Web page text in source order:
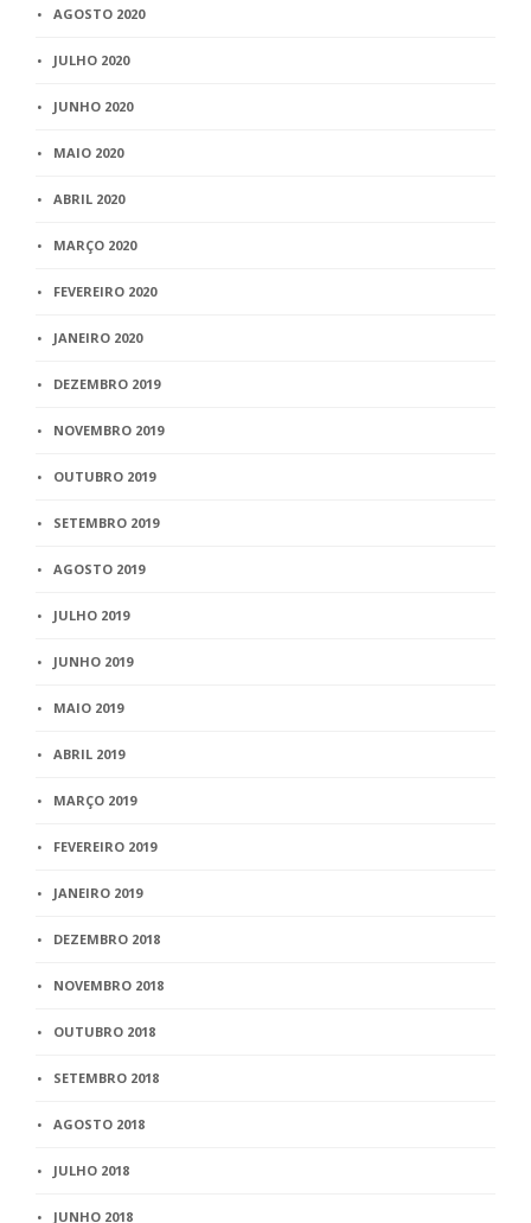
AGOSTO 2020
JULHO 2020
JUNHO 2020
MAIO 2020
ABRIL 2020
MARÇO 2020
FEVEREIRO 2020
JANEIRO 2020
DEZEMBRO 2019
NOVEMBRO 2019
OUTUBRO 2019
SETEMBRO 2019
AGOSTO 2019
JULHO 2019
JUNHO 2019
MAIO 2019
ABRIL 2019
MARÇO 2019
FEVEREIRO 2019
JANEIRO 2019
DEZEMBRO 2018
NOVEMBRO 2018
OUTUBRO 2018
SETEMBRO 2018
AGOSTO 2018
JULHO 2018
JUNHO 2018